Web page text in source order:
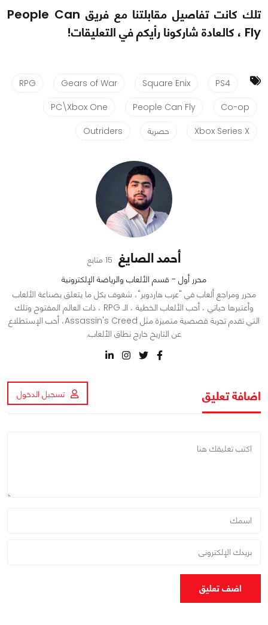
تلك كانت تفاصيل مقابلتنا مع فريق People Can
Fly ، كالعادة شاركونا رأيكم في التعليقات!
PS4
Square Enix
Gears of War
RPG
Co-op
People Can Fly
PC\Xbox One
Xbox Series X
حصرية Outriders
أحمد الصايغ 15 متابع
محرر أول - قسم الألعاب والرياضة الإلكترونية
محرر ومراجع ألعاب في "عرب هاردوير"، شغوف بكل ما يتعلق بصناعة الألعاب
وأعتبرها حياتي ، أحب الألعاب الخطية ، الـ RPG ، ذات العالم المفتوح وتلك
التي تقدم تجربة قصصية متميزة مثل Assassin's Creed، أحب الإستطلاع
عن التاريخ خارج نطاق الألعاب.
اضافة تعليق تسجيل الدخول
اضف تعليق